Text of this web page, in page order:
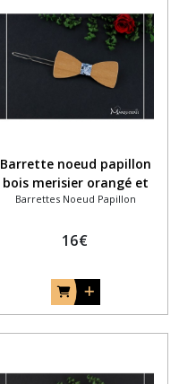
Barrette noeud papillon
bois merisier orangé et
tissu faux uni bleu
Barrettes Noeud Papillon
16€